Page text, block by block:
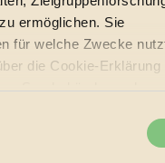
ermöglichen. Sie
für welche Zwecke
die Cookie-Erklärung
Symbol ändern oder
und bewussten